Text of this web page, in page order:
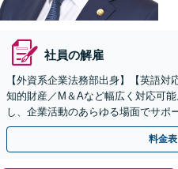
社員の解雇
【外資系企業法務部出身】【英語対
知的財産／M＆Aなど幅広く対応可
し、企業活動のあらゆる場面でサポ
電話相談無料】
料金